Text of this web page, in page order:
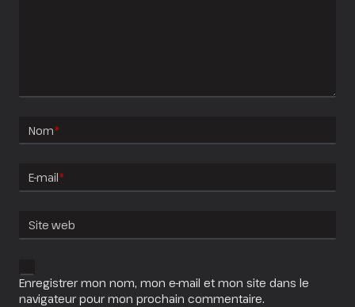
Nom*
E-mail*
Site web
Enregistrer mon nom, mon e-mail et mon site dans le
navigateur pour mon prochain commentaire.